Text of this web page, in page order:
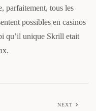
parfaitement, tous les
possibles en casinos
qu’il unique Skrill etait
NEXT